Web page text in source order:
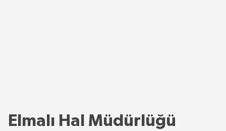
Elmalı Hal Müdürlüğü